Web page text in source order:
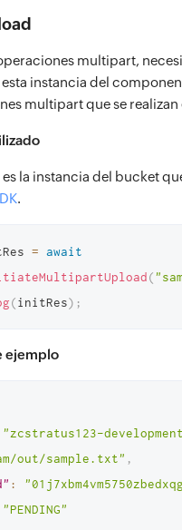
multipart,
instancia del
multipart que se
es la instancia del bucket
.
= await
(
(initRes) ;
ejemplo
"zcstratus123-
out/sample.txt" ,
:
"PENDING"